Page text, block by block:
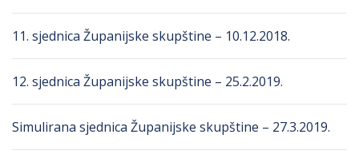
11. sjednica Županijske skupštine – 10.12.2018.
12. sjednica Županijske skupštine – 25.2.2019.
Simulirana sjednica Županijske skupštine – 27.3.2019.